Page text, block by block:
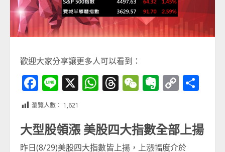
歡迎大家分享讓更多人可以看到：
Facebook
Line
X WhatsApp
Threads
WeChat
Evernote
Copy
瀏覽人數： 1,621
大型股領漲 美股四大指數全部上揚
昨日(8/29)美股四大指數皆上揚，上漲幅度介於